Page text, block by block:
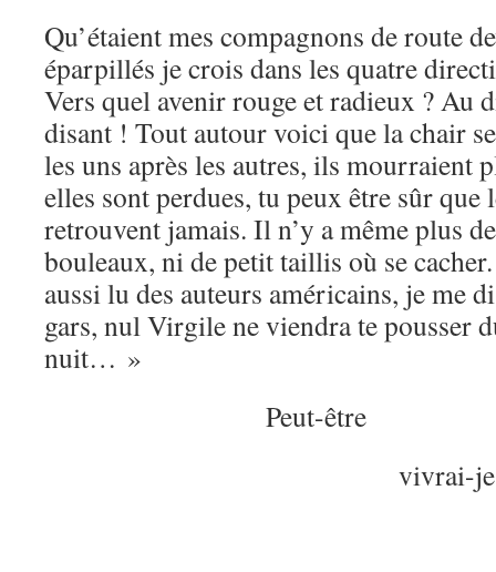
Qu’étaient mes compagnons de route
éparpillés je crois dans les quatre
Vers quel avenir rouge et radieux ? Au
disant ! Tout autour voici que la chair
les uns après les autres, ils mourraient
elles sont perdues, tu peux être sûr que
retrouvent jamais. Il n’y a même plus
bouleaux, ni de petit taillis où se
aussi lu des auteurs américains, je me
gars, nul Virgile ne viendra te pousser
nuit… »
Peut-être
vivrai-je